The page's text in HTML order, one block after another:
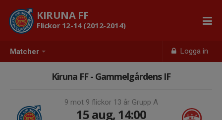
Matcher Logga in
KIRUNA FF
Flickor 12-14 (2012-2014)
Kiruna FF - Gammelgårdens IF
9 mot 9 flickor 13 år Grupp A
15 aug, 14:00